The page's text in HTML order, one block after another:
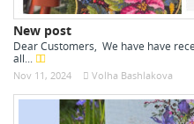
New post
Dear Customers, We have have
all...
Nov 11, 2024 Volha Bashlakova